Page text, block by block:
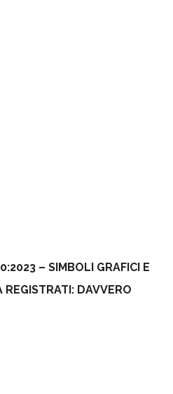
– SIMBOLI GRAFICI E
DAVVERO